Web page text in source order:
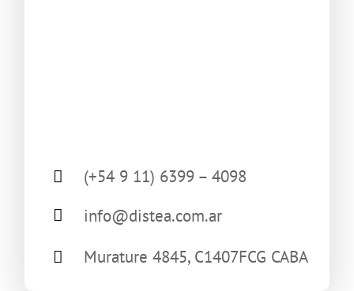
(+54 9 11) 6399 – 4098
info@distea.com.ar
Murature 4845, C1407FCG CABA